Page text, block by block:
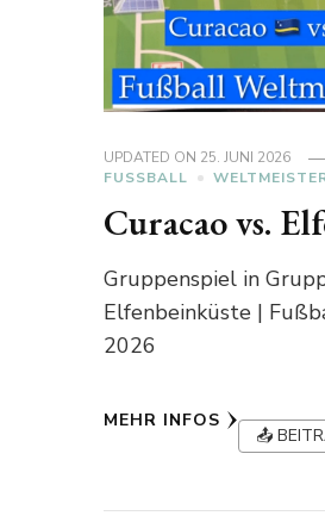
UPDATED ON 25. JUNI 2026
FUSSBALL
Curacao vs.
Gruppenspiel in
Elfenbeinküste |
2026
MEHR INFOS
📤